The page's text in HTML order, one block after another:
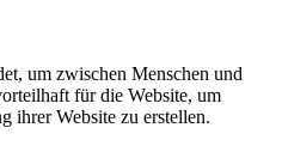
um zwischen Menschen und
für die Website, um
ihrer Website zu erstellen.